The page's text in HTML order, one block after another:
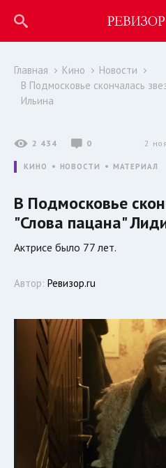
Главная Кино
Новости
В Подмосковье скончалась
Ильина
2 434 0 2
КИНО НОВОСТИ МАТЕРИАЛ
В Подмосковье
"Слова пацана"
Актрисе было 77 лет.
Автор: Ревизор.ru